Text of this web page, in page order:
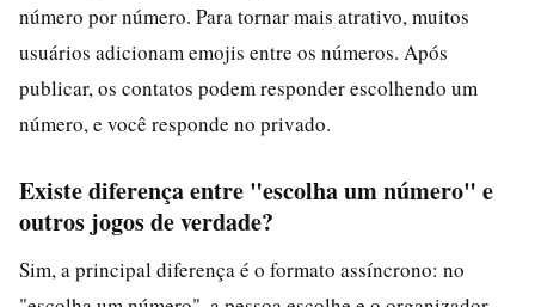
número por número. Para tornar mais atrativo, muitos
usuários adicionam emojis entre os números. Após
publicar, os contatos podem responder escolhendo um
número, e você responde no privado.
Existe diferença entre "escolha um número" e
outros jogos de verdade?
Sim, a principal diferença é o formato assíncrono: no